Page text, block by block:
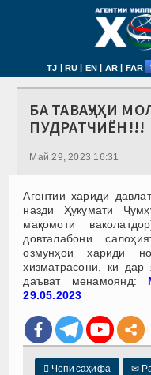
TJ | RU | EN | AR | FAR
БА ТАВАҶҶУҲИ
ПУДРАТЧИЁН!!!
Май 29, 2023 16:31
Агентии хариди
назди Ҳукумати
мақомоти
довталабони
озмунҳои хариди
хизматрасонӣ, ки дар
даъват менамоянд:
29.05.2023
 Чопи саҳифа ✉